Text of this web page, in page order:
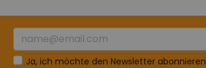
Ja, ich möchte den Newsletter abonnieren